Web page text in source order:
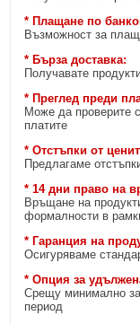
* Плащане по
Възможност за
* Бърза доставка:
Получавате
* Преглед преди
Може да проверите
платите
* Отстъпки от
Предлагаме
* 14 дни право на
Връщане на
формалности в
* Гаранция на
Осигуряваме
* Опция за
Срещу минимално
период